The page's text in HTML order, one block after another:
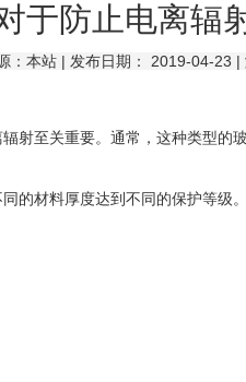
于防止电离辐
：本站 | 发布日期： 2019-04-23 |
射至关重要。通常，这种类型的
材料厚度达到不同的保护等级